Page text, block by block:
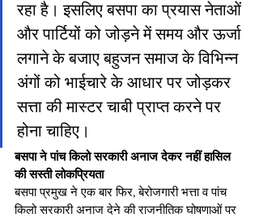
रहा है। इसलिए बसपा का प्रयास नेताओं
और पार्टियों को जोड़ने में समय और ऊर्जा
लगाने के बजाए बहुजन समाज के विभिन्न
अंगों को भाईचारे के आधार पर जोड़कर
सत्ता की मास्टर चाबी प्राप्त करने पर
होना चाहिए।
बसपा ने पांच किलो सरकारी अनाज देकर नहीं हासिल
की सस्ती लोकप्रियता
बसपा प्रमुख ने एक बार फिर, बेरोजगारी भत्ता व पांच
किलो सरकारी अनाज देने की राजनीतिक घोषणाओं पर